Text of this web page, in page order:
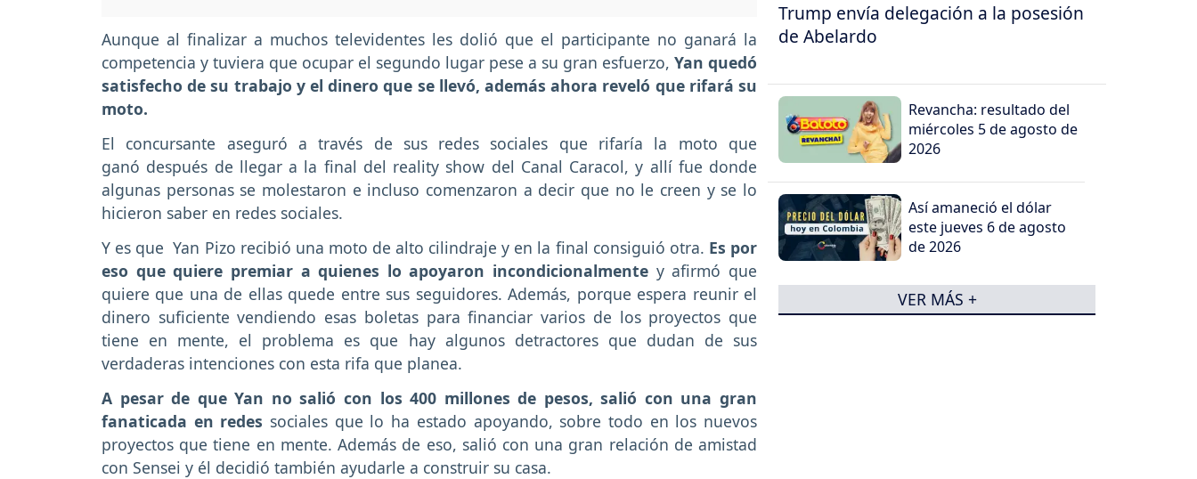
Aunque al finalizar a muchos televidentes les dolió que el participante no ganará la
competencia y tuviera que ocupar el segundo lugar pese a su gran esfuerzo, Yan quedó
satisfecho de su trabajo y el dinero que se llevó, además ahora reveló que rifará su
moto.
El concursante aseguró a través de sus redes sociales que rifaría la moto que
ganó después de llegar a la final del reality show del Canal Caracol, y allí fue donde
algunas personas se molestaron e incluso comenzaron a decir que no le creen y se lo
hicieron saber en redes sociales.
Y es que Yan Pizo recibió una moto de alto cilindraje y en la final consiguió otra. Es por
eso que quiere premiar a quienes lo apoyaron incondicionalmente y afirmó que
quiere que una de ellas quede entre sus seguidores. Además, porque espera reunir el
dinero suficiente vendiendo esas boletas para financiar varios de los proyectos que
tiene en mente, el problema es que hay algunos detractores que dudan de sus
verdaderas intenciones con esta rifa que planea.
A pesar de que Yan no salió con los 400 millones de pesos, salió con una gran
fanaticada en redes sociales que lo ha estado apoyando, sobre todo en los nuevos
proyectos que tiene en mente. Además de eso, salió con una gran relación de amistad
con Sensei y él decidió también ayudarle a construir su casa.
Trump envía delegación a la posesión
de Abelardo
Revancha: resultado del
miércoles 5 de agosto de
2026
Así amaneció el dólar
este jueves 6 de agosto
de 2026
VER MÁS +